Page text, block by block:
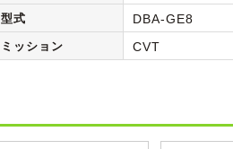
型式 DBA-GE8
ミッション CVT